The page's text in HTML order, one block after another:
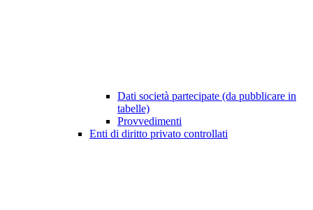
Dati società partecipate (da pubblicare in
tabelle)
Provvedimenti
Enti di diritto privato controllati